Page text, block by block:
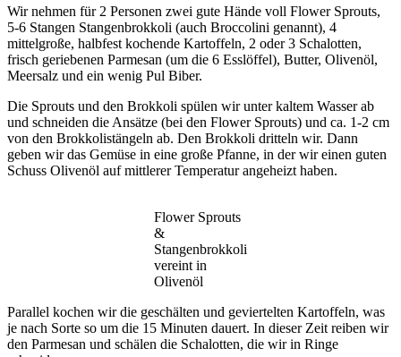
Wir nehmen für 2 Personen zwei gute Hände voll Flower Sprouts,
5-6 Stangen Stangenbrokkoli (auch Broccolini genannt), 4
mittelgroße, halbfest kochende Kartoffeln, 2 oder 3 Schalotten,
frisch geriebenen Parmesan (um die 6 Esslöffel), Butter, Olivenöl,
Meersalz und ein wenig Pul Biber.
Die Sprouts und den Brokkoli spülen wir unter kaltem Wasser ab
und schneiden die Ansätze (bei den Flower Sprouts) und ca. 1-2 cm
von den Brokkolistängeln ab. Den Brokkoli dritteln wir. Dann
geben wir das Gemüse in eine große Pfanne, in der wir einen guten
Schuss Olivenöl auf mittlerer Temperatur angeheizt haben.
Flower Sprouts
&
Stangenbrokkoli
vereint in
Olivenöl
Parallel kochen wir die geschälten und geviertelten Kartoffeln, was
je nach Sorte so um die 15 Minuten dauert. In dieser Zeit reiben wir
den Parmesan und schälen die Schalotten, die wir in Ringe